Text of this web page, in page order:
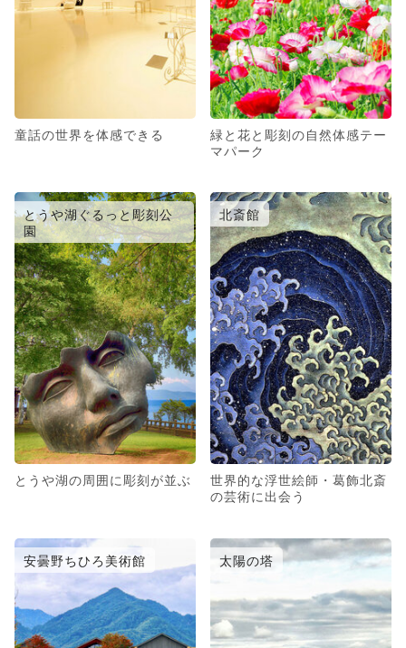
童話の世界を体感できる
緑と花と彫刻の自然体感テー
マパーク
とうや湖ぐるっと彫刻公
園
とうや湖の周囲に彫刻が並ぶ
北斎館
世界的な浮世絵師・葛飾北斎
の芸術に出会う
安曇野ちひろ美術館 太陽の塔